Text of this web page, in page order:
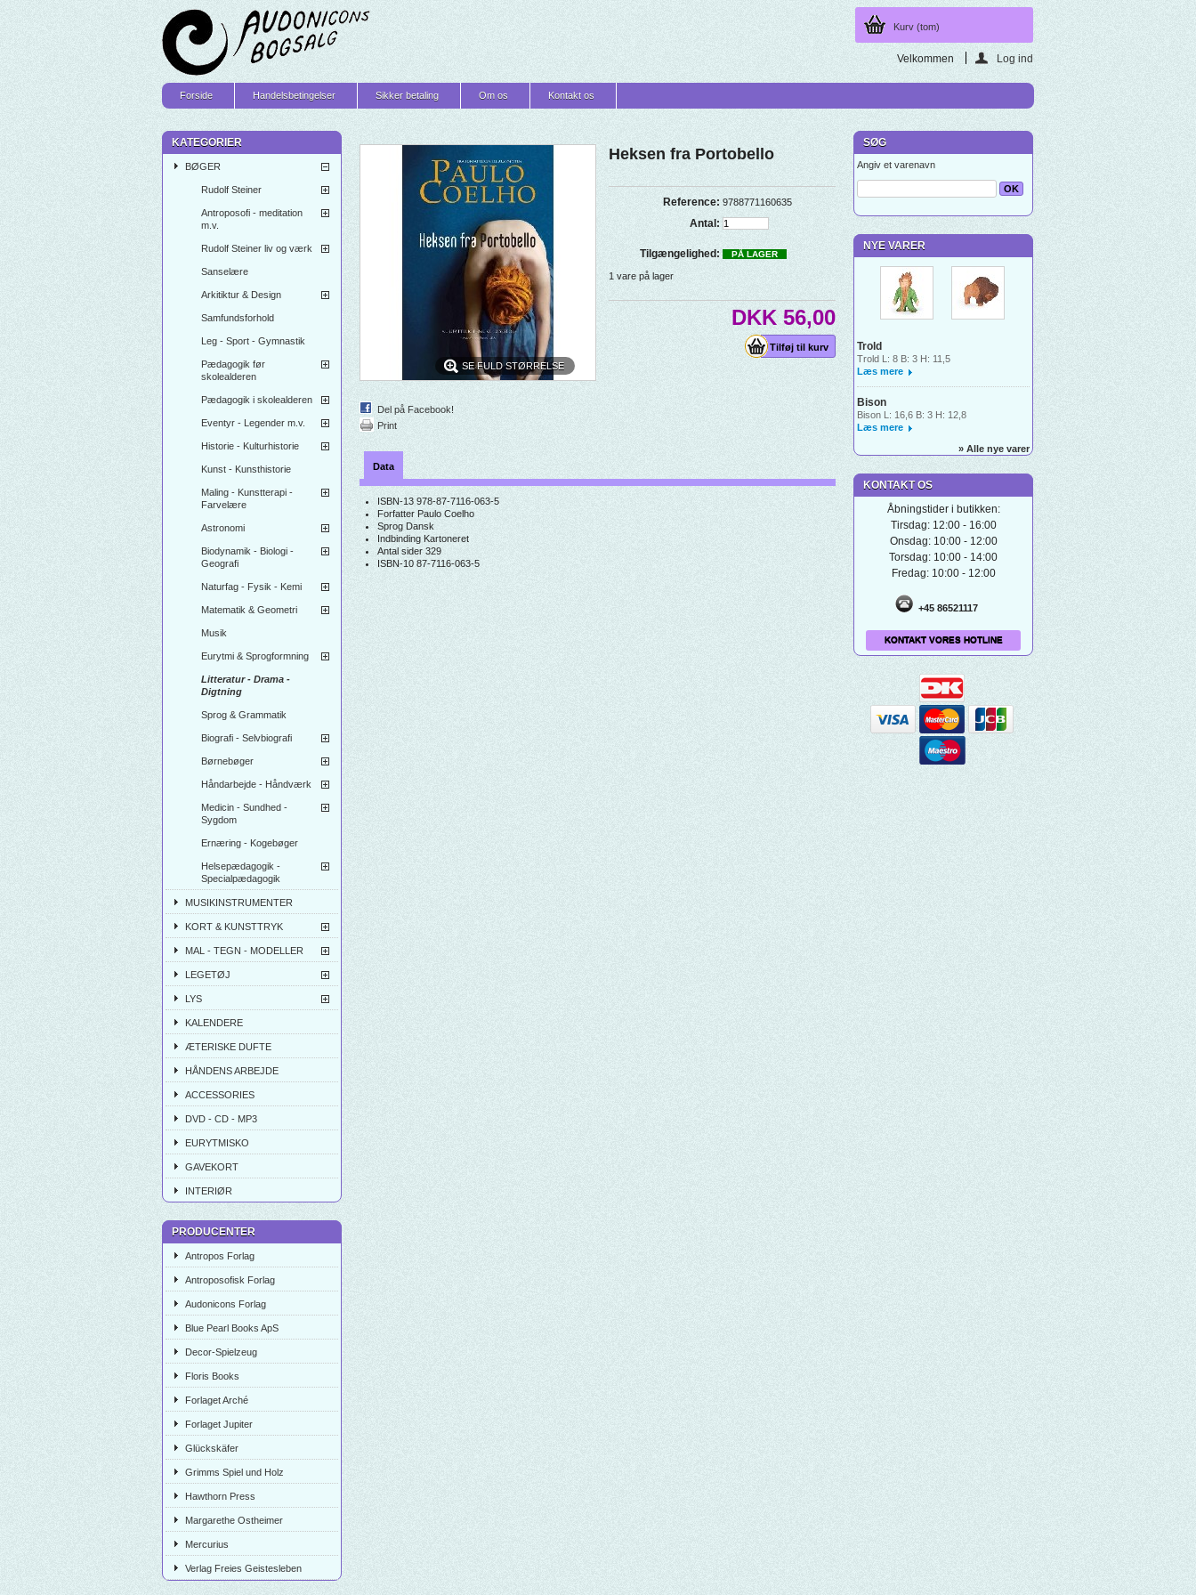
Kurv (tom)
Velkommen Log ind
Forside Handelsbetingelser Sikker betaling Om os Kontakt os
KATEGORIER
BØGER
Rudolf Steiner
Antroposofi - meditation
m.v.
Rudolf Steiner liv og værk
Sanselære
Arkitiktur & Design
Samfundsforhold
Leg - Sport - Gymnastik
Pædagogik før
skolealderen
Pædagogik i skolealderen
Eventyr - Legender m.v.
Historie - Kulturhistorie
Kunst - Kunsthistorie
Maling - Kunstterapi -
Farvelære
Astronomi
Biodynamik - Biologi -
Geografi
Naturfag - Fysik - Kemi
Matematik & Geometri
Musik
Eurytmi & Sprogformning
Litteratur - Drama -
Digtning
Sprog & Grammatik
Biografi - Selvbiografi
Børnebøger
Håndarbejde - Håndværk
Medicin - Sundhed -
Sygdom
Ernæring - Kogebøger
Helsepædagogik -
Specialpædagogik
MUSIKINSTRUMENTER
KORT & KUNSTTRYK
MAL - TEGN - MODELLER
LEGETØJ
LYS
KALENDERE
ÆTERISKE DUFTE
HÅNDENS ARBEJDE
ACCESSORIES
DVD - CD - MP3
EURYTMISKO
GAVEKORT
INTERIØR
PRODUCENTER
Antropos Forlag
Antroposofisk Forlag
Audonicons Forlag
Blue Pearl Books ApS
Decor-Spielzeug
Floris Books
Forlaget Arché
Forlaget Jupiter
Glückskäfer
Grimms Spiel und Holz
Hawthorn Press
Margarethe Ostheimer
Mercurius
Verlag Freies Geistesleben
SE FULD STØRRELSE
Del på Facebook!
Print
Heksen fra Portobello
Reference: 9788771160635
Antal:
Tilgængelighed: PÅ LAGER
1 vare på lager
DKK 56,00
Data
ISBN-13 978-87-7116-063-5
Forfatter Paulo Coelho
Sprog Dansk
Indbinding Kartoneret
Antal sider 329
ISBN-10 87-7116-063-5
SØG
Angiv et varenavn
NYE VARER
Trold
Trold L: 8 B: 3 H: 11,5
Læs mere
Bison
Bison L: 16,6 B: 3 H: 12,8
Læs mere
» Alle nye varer
KONTAKT OS
Åbningstider i butikken:
Tirsdag: 12:00 - 16:00
Onsdag: 10:00 - 12:00
Torsdag: 10:00 - 14:00
Fredag: 10:00 - 12:00
+45 86521117
KONTAKT VORES HOTLINE